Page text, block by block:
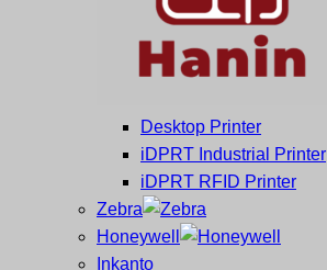
Desktop Printer
iDPRT Industrial Printer
iDPRT RFID Printer
Zebra
Honeywell
Inkanto